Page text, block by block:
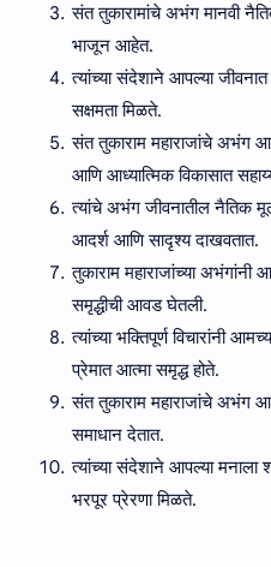
संत तुकारामांचे अभंग मानवी
भाजून आहेत.
त्यांच्या संदेशाने आपल्या
सक्षमता मिळते.
संत तुकाराम महाराजांचे अभंग
आणि आध्यात्मिक विकासात
त्यांचे अभंग जीवनातील नैतिक
आदर्श आणि सादृश्य दाखवतात.
तुकाराम महाराजांच्या
समृद्धीची आवड घेतली.
त्यांच्या भक्तिपूर्ण विचारांनी
प्रेमात आत्मा समृद्ध होते.
संत तुकाराम महाराजांचे अभंग
समाधान देतात.
त्यांच्या संदेशाने आपल्या मनाला
भरपूर प्रेरणा मिळते.